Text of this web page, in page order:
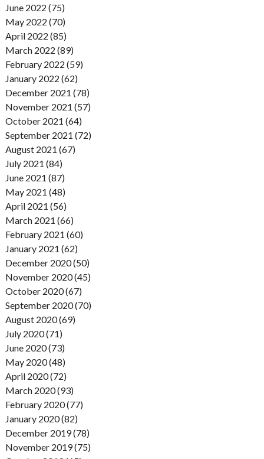
June 2022 (75)
May 2022 (70)
April 2022 (85)
March 2022 (89)
February 2022 (59)
January 2022 (62)
December 2021 (78)
November 2021 (57)
October 2021 (64)
September 2021 (72)
August 2021 (67)
July 2021 (84)
June 2021 (87)
May 2021 (48)
April 2021 (56)
March 2021 (66)
February 2021 (60)
January 2021 (62)
December 2020 (50)
November 2020 (45)
October 2020 (67)
September 2020 (70)
August 2020 (69)
July 2020 (71)
June 2020 (73)
May 2020 (48)
April 2020 (72)
March 2020 (93)
February 2020 (77)
January 2020 (82)
December 2019 (78)
November 2019 (75)